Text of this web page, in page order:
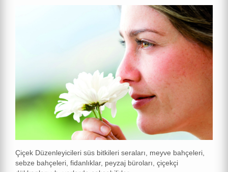
Çiçek Düzenleyicileri süs bitkileri seraları, meyve bahçeleri,
sebze bahçeleri, fidanlıklar, peyzaj büroları, çiçekçi